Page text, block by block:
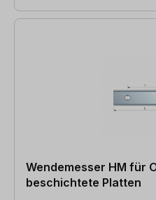
Wendemesser HM für
beschichtete Platten